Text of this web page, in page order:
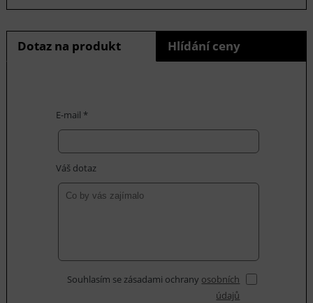
Dotaz na produkt Hlídání ceny
E-mail *
Váš dotaz
Souhlasím se zásadami ochrany osobních
údajů